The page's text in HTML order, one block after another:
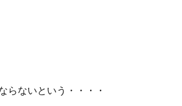
らないという・・・・